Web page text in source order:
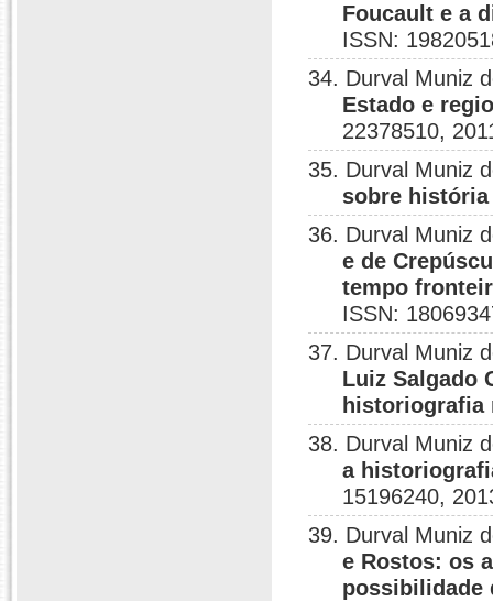
Foucault e a
ISSN:
34. Durval Muniz
Estado e
22378510,
35. Durval Muniz
sobre
36. Durval Muniz
e de
tempo
ISSN:
37. Durval Muniz
Luiz Salgado
historiografia
38. Durval Muniz
a
15196240,
39. Durval Muniz
e Rostos: os
possibilidade